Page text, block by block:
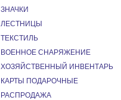
ЗНАЧКИ
ЛЕСТНИЦЫ
ТЕКСТИЛЬ
ВОЕННОЕ СНАРЯЖЕНИЕ
ХОЗЯЙСТВЕННЫЙ ИНВЕНТАРЬ
КАРТЫ ПОДАРОЧНЫЕ
РАСПРОДАЖА